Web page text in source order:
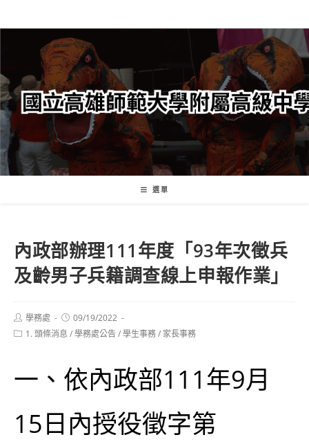
轉
要
內
容
選單
內政部辦理111年度「93年次徵兵
及齡男子兵籍調查線上申報作業」
Post
author:
學務處
Post
published:
09/19/2022
Post1. 頭條消息 /學務處公告/學生事務/ 家長事務
一、依內政部111年9月
15日內授役徵字第